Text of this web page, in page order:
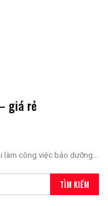
giá rẻ
làm công việc bảo dưỡng…